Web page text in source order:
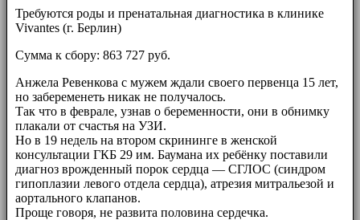
Требуются роды и пренатальная диагностика в клинике
Vivantes (г. Берлин)
Сумма к сбору: 863 727 руб.
Анжела Ревенкова с мужем ждали своего первенца 15 лет,
но забеременеть никак не получалось.
Так что в феврале, узнав о беременности, они в обнимку
плакали от счастья на УЗИ.
Но в 19 недель на втором скрининге в женской
консультации ГКБ 29 им. Баумана их ребёнку поставили
диагноз врожденный порок сердца — СГЛОС (синдром
гипоплазии левого отдела сердца), атрезия митральезой и
аортального клапанов.
Проще говоря, не развита половина сердечка.